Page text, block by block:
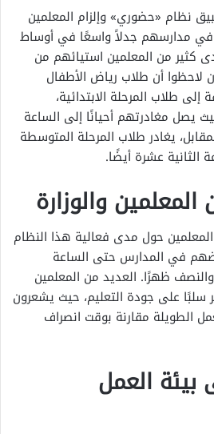
نظام «حضوري» وإلزام المعلمين
في مدارسهم جدلاً واسعًا في أوساط
كثير من المعلمين استيائهم من
لاحظوا أن طلاب رياض الأطفال
إلى طلاب المرحلة الابتدائية،
يصل مغادرتهم أحيانًا إلى الساعة
يغادر طلاب المرحلة المتوسطة
الثانية عشرة أيضًا.
والوزارة
حول مدى فعالية هذا النظام
في المدارس حتى الساعة
والنصف ظهرًا. العديد من المعلمين
سلبًا على جودة التعليم، حيث يشعرون
الطويلة مقارنة بوقت انصراف
بيئة العمل